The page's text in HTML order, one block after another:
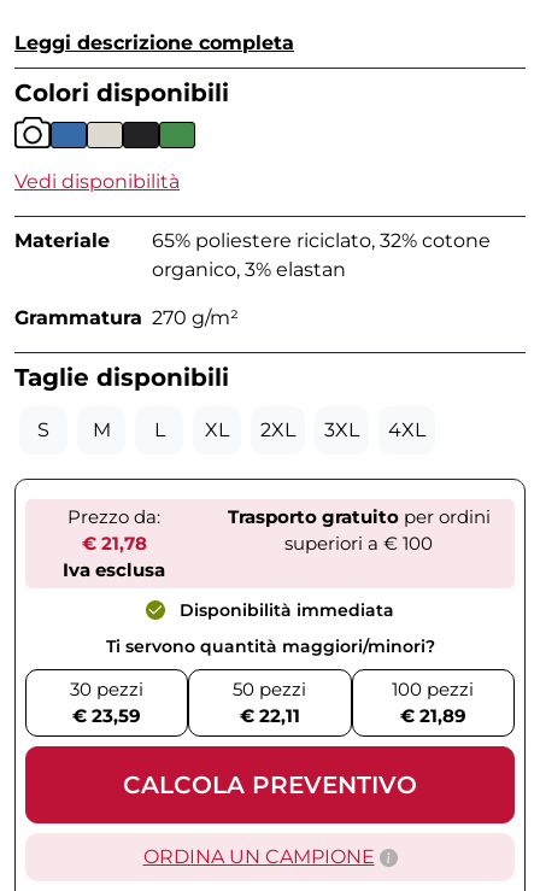
Leggi descrizione completa
Colori disponibili
Vedi disponibilità
Materiale
65% poliestere riciclato, 32% cotone
organico, 3% elastan
Grammatura 270 g/m²
Taglie disponibili
S M L XL 2XL 3XL 4XL
Prezzo da:
€ 21,78
Iva esclusa
Trasporto gratuitoper ordini
superiori a € 100
Disponibilità immediata
Ti servono quantità maggiori/minori?
30 pezzi
€ 23,59
50 pezzi
€ 22,11
100 pezzi
€ 21,89
CALCOLA PREVENTIVO
ORDINA UN CAMPIONE